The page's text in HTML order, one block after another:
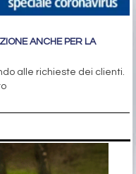
ANCHE PER LA
alle richieste dei clienti.